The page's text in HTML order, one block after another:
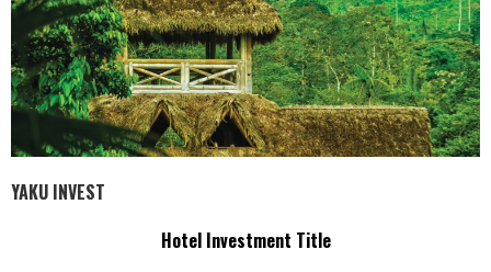
YAKU INVEST
Hotel Investment Title